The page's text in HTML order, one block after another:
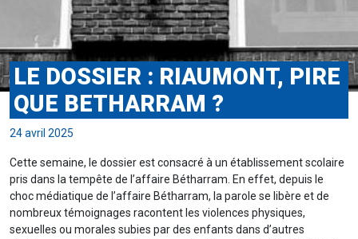
LE DOSSIER : RIAUMONT, PIRE
QUE BETHARRAM ?
24 avril 2025
Cette semaine, le dossier est consacré à un établissement scolaire
pris dans la tempête de l’affaire Bétharram. En effet, depuis le
choc médiatique de l’affaire Bétharram, la parole se libère et de
nombreux témoignages racontent les violences physiques,
sexuelles ou morales subies par des enfants dans d’autres